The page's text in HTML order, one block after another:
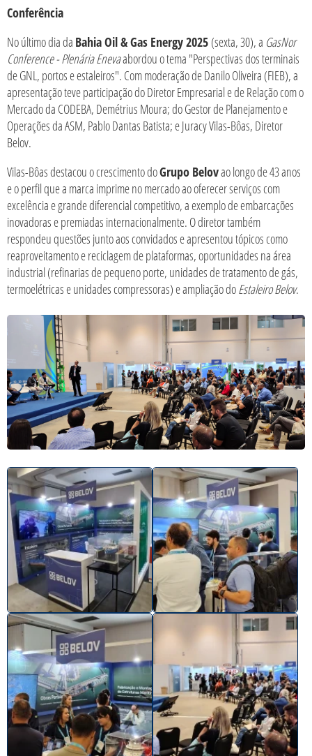
Conferência
No último dia da Bahia Oil & Gas Energy 2025 (sexta, 30), a GasNor
Conference - Plenária Enevaabordou o tema "Perspectivas dos terminais
de GNL, portos e estaleiros". Com moderação de Danilo Oliveira (FIEB), a
apresentação teve participação do Diretor Empresarial e de Relação com o
Mercado da CODEBA, Demétrius Moura; do Gestor de Planejamento e
Operações da ASM, Pablo Dantas Batista; e Juracy Vilas-Bôas, Diretor
Belov.
Vilas-Bôas destacou o crescimento doGrupo Belovao longo de 43 anos
e o perfil que a marca imprime no mercado ao oferecer serviços com
excelência e grande diferencial competitivo, a exemplo de embarcações
inovadoras e premiadas internacionalmente. O diretor também
respondeu questões junto aos convidados e apresentou tópicos como
reaproveitamento e reciclagem de plataformas, oportunidades na área
industrial (refinarias de pequeno porte, unidades de tratamento de gás,
termoelétricas e unidades compressoras) e ampliação doEstaleiro Belov.